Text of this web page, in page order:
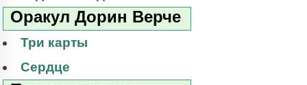
Оракул Дорин Верче
Три карты
Сердце